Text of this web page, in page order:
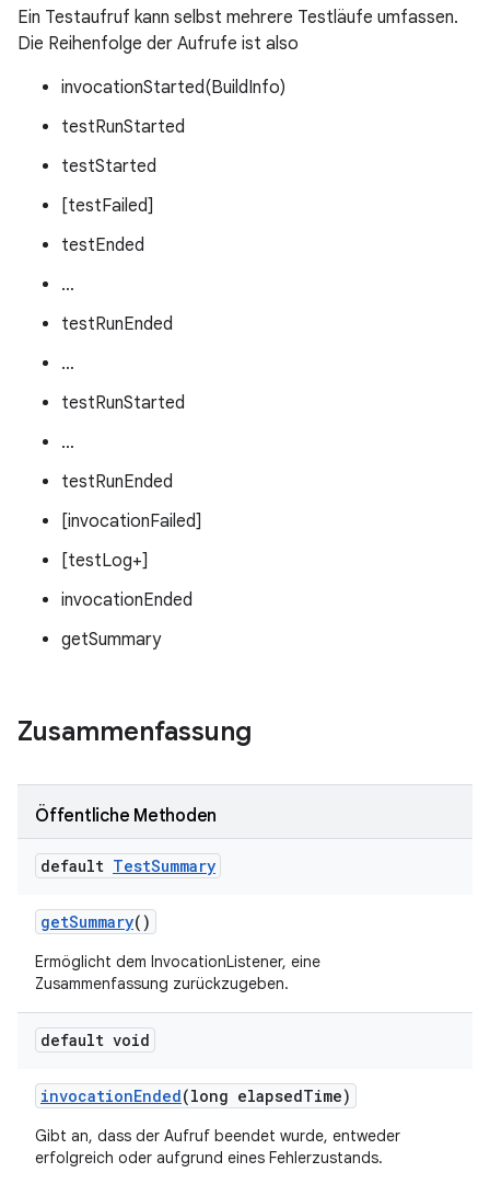
Ein Testaufruf kann selbst mehrere Testläufe umfassen.
Die Reihenfolge der Aufrufe ist also
invocationStarted(BuildInfo)
testRunStarted
testStarted
[testFailed]
testEnded
…
testRunEnded
…
testRunStarted
…
testRunEnded
[invocationFailed]
[testLog+]
invocationEnded
getSummary
Zusammenfassung
Öffentliche Methoden
default TestSummary
getSummary()
Ermöglicht dem InvocationListener, eine
Zusammenfassung zurückzugeben.
default void
invocationEnded(long elapsedTime)
Gibt an, dass der Aufruf beendet wurde, entweder
erfolgreich oder aufgrund eines Fehlerzustands.